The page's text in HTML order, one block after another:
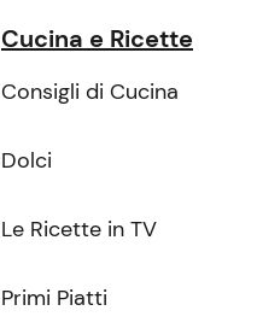
Cucina e Ricette
Consigli di Cucina
Dolci
Le Ricette in TV
Primi Piatti